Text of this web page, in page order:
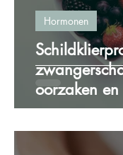
oorzaken
Hormonen